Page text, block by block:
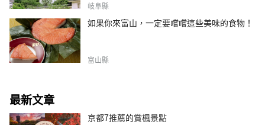
岐阜縣
如果你來富山，一定要嚐嚐這些美味的食物！
富山縣
最新文章
京都7推薦的賞楓景點